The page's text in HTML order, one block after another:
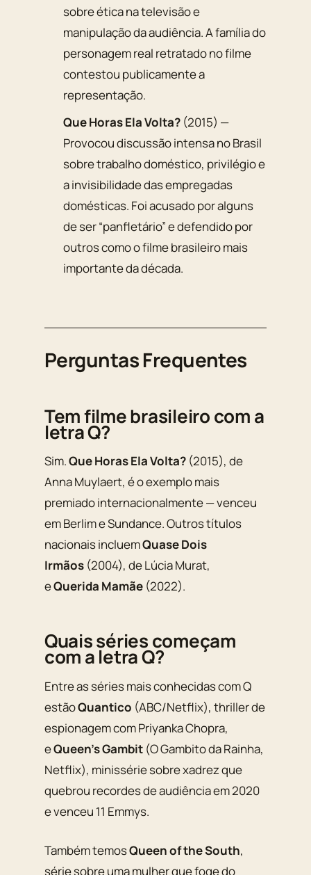
sobre ética na televisão e
manipulação da audiência. A família do
personagem real retratado no filme
contestou publicamente a
representação.
Que Horas Ela Volta? (2015) —
Provocou discussão intensa no Brasil
sobre trabalho doméstico, privilégio e
a invisibilidade das empregadas
domésticas. Foi acusado por alguns
de ser “panfletário” e defendido por
outros como o filme brasileiro mais
importante da década.
Perguntas Frequentes
Tem filme brasileiro com a
letra Q?
Sim.Que Horas Ela Volta? (2015), de
Anna Muylaert, é o exemplo mais
premiado internacionalmente — venceu
em Berlim e Sundance. Outros títulos
nacionais incluemQuase Dois
Irmãos (2004), de Lúcia Murat,
eQuerida Mamãe (2022).
Quais séries começam
com a letra Q?
Entre as séries mais conhecidas com Q
estãoQuantico (ABC/Netflix), thriller de
espionagem com Priyanka Chopra,
eQueen’s Gambit (O Gambito da Rainha,
Netflix), minissérie sobre xadrez que
quebrou recordes de audiência em 2020
e venceu 11 Emmys.
Também temosQueen of the South,
série sobre uma mulher que foge do